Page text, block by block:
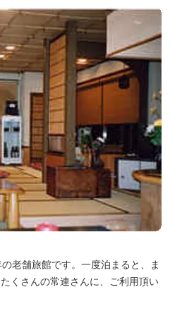
老舗旅館です。一度泊まると、ま
くさんの常連さんに、ご利用頂い